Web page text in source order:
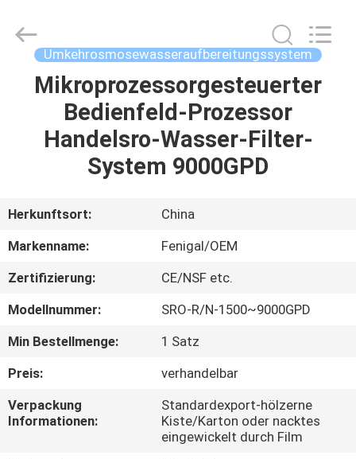
HAUS
PRODUKTE
UNS
AUSFLUG
QUALITÄTSKONTROLLE
TRETEN
SIE
Umkehrosmosewasseraufbereitungssystem
Mikroprozessorgesteuerter
Bedienfeld-Prozessor
Handelsro-Wasser-Filter-
System 9000GPD
Herkunftsort:
China
Markenname:
Fenigal/OEM
Zertifizierung:
CE/NSF etc.
Modellnummer:
SRO-R/N-1500~9000GPD
Min Bestellmenge:
1 Satz
Preis:
verhandelbar
Verpackung
Informationen:
Standardexport-hölzerne
Kiste/Karton oder nacktes
eingewickelt durch Film